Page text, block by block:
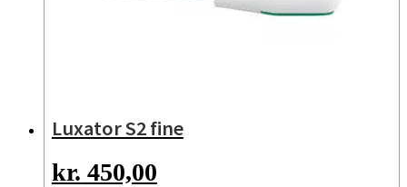
Luxator S2 fine
kr. 450,00